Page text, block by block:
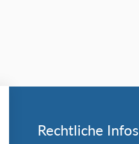
Rechtliche Infos